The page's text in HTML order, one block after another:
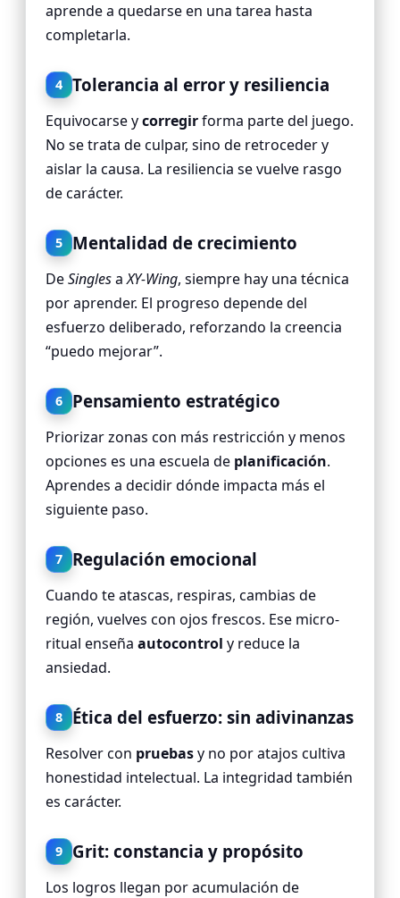
aprende a quedarse en una tarea hasta
completarla.
4 Tolerancia al error y resiliencia
Equivocarse ycorregirforma parte del juego.
No se trata de culpar, sino de retroceder y
aislar la causa. La resiliencia se vuelve rasgo
de carácter.
5 Mentalidad de crecimiento
DeSinglesaXY-Wing, siempre hay una técnica
por aprender. El progreso depende del
esfuerzo deliberado, reforzando la creencia
“puedo mejorar”.
6 Pensamiento estratégico
Priorizar zonas con más restricción y menos
opciones es una escuela de planificación.
Aprendes a decidir dónde impacta más el
siguiente paso.
7 Regulación emocional
Cuando te atascas, respiras, cambias de
región, vuelves con ojos frescos. Ese micro-
ritual enseñaautocontrol y reduce la
ansiedad.
8 Ética del esfuerzo: sin adivinanzas
Resolver con pruebasy no por atajos cultiva
honestidad intelectual. La integridad también
es carácter.
9 Grit: constancia y propósito
Los logros llegan por acumulación de